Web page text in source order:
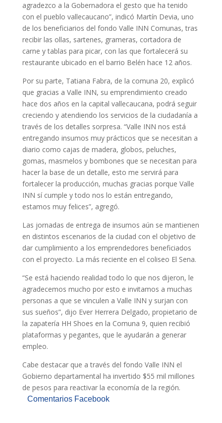
agradezco a la Gobernadora el gesto que ha tenido
con el pueblo vallecaucano”, indicó Martín Devia, uno
de los beneficiarios del fondo Valle INN Comunas, tras
recibir las ollas, sartenes, grameras, cortadora de
carne y tablas para picar, con las que fortalecerá su
restaurante ubicado en el barrio Belén hace 12 años.
Por su parte, Tatiana Fabra, de la comuna 20, explicó
que gracias a Valle INN, su emprendimiento creado
hace dos años en la capital vallecaucana, podrá seguir
creciendo y atendiendo los servicios de la ciudadanía a
través de los detalles sorpresa. “Valle INN nos está
entregando insumos muy prácticos que se necesitan a
diario como cajas de madera, globos, peluches,
gomas, masmelos y bombones que se necesitan para
hacer la base de un detalle, esto me servirá para
fortalecer la producción, muchas gracias porque Valle
INN sí cumple y todo nos lo están entregando,
estamos muy felices”, agregó.
Las jornadas de entrega de insumos aún se mantienen
en distintos escenarios de la ciudad con el objetivo de
dar cumplimiento a los emprendedores beneficiados
con el proyecto. La más reciente en el coliseo El Sena.
“Se está haciendo realidad todo lo que nos dijeron, le
agradecemos mucho por esto e invitamos a muchas
personas a que se vinculen a Valle INN y surjan con
sus sueños”, dijo Ever Herrera Delgado, propietario de
la zapatería HH Shoes en la Comuna 9, quien recibió
plataformas y pegantes, que le ayudarán a generar
empleo.
Cabe destacar que a través del fondo Valle INN el
Gobierno departamental ha invertido $55 mil millones
de pesos para reactivar la economía de la región.
Comentarios Facebook